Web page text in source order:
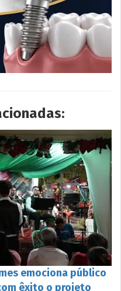
emociona público
êxito o projeto